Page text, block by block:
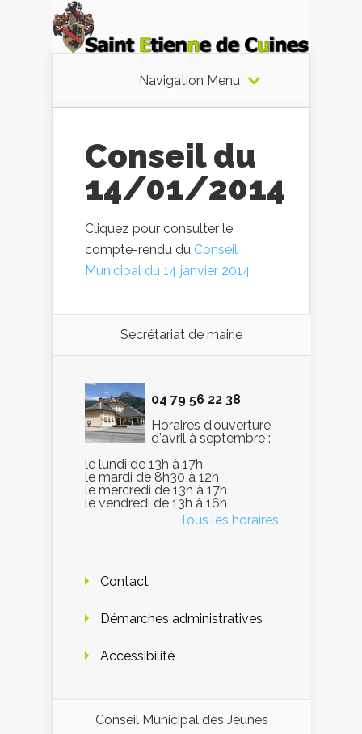
Navigation Menu
Conseil du
14/01/2014
Cliquez pour consulter le
compte-rendu du Conseil
Municipal du 14 janvier 2014
Secrétariat de mairie
04 79 56 22 38
Horaires d'ouverture
d'avril à septembre :
le lundi de 13h à 17h
le mardi de 8h30 à 12h
le mercredi de 13h à 17h
le vendredi de 13h à 16h
Tous les horaires
Contact
Démarches administratives
Accessibilité
Conseil Municipal des Jeunes